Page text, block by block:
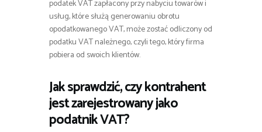
podatek VAT zapłacony przy nabyciu towarów i
usług, które służą generowaniu obrotu
opodatkowanego VAT, może zostać odliczony od
podatku VAT należnego, czyli tego, który firma
pobiera od swoich klientów.
Jak sprawdzić, czy kontrahent
jest zarejestrowany jako
podatnik VAT?